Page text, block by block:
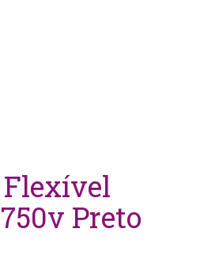
Flexível
Preto